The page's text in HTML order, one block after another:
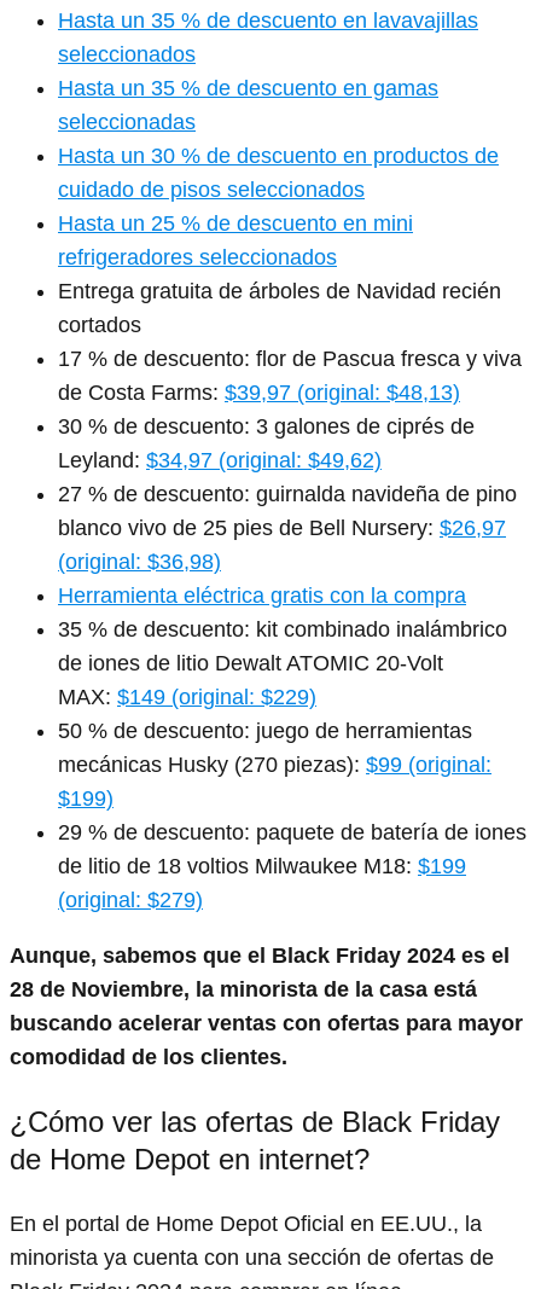
Hasta un 35 % de descuento en lavavajillas
seleccionados
Hasta un 35 % de descuento en gamas
seleccionadas
Hasta un 30 % de descuento en productos de
cuidado de pisos seleccionados
Hasta un 25 % de descuento en mini
refrigeradores seleccionados
Entrega gratuita de árboles de Navidad recién
cortados
17 % de descuento: flor de Pascua fresca y viva
de Costa Farms: $39,97 (original: $48,13)
30 % de descuento: 3 galones de ciprés de
Leyland: $34,97 (original: $49,62)
27 % de descuento: guirnalda navideña de pino
blanco vivo de 25 pies de Bell Nursery: $26,97
(original: $36,98)
Herramienta eléctrica gratis con la compra
35 % de descuento: kit combinado inalámbrico
de iones de litio Dewalt ATOMIC 20-Volt
MAX: $149 (original: $229)
50 % de descuento: juego de herramientas
mecánicas Husky (270 piezas): $99 (original:
$199)
29 % de descuento: paquete de batería de iones
de litio de 18 voltios Milwaukee M18: $199
(original: $279)
Aunque, sabemos que el Black Friday 2024 es el
28 de Noviembre, la minorista de la casa está
buscando acelerar ventas con ofertas para mayor
comodidad de los clientes.
¿Cómo ver las ofertas de Black Friday
de Home Depot en internet?
En el portal de Home Depot Oficial en EE.UU., la
minorista ya cuenta con una sección de ofertas de